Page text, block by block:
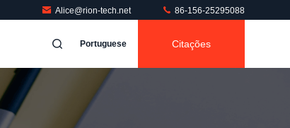
Alice@rion-tech.net 86-156-25295088
Portuguese Citações